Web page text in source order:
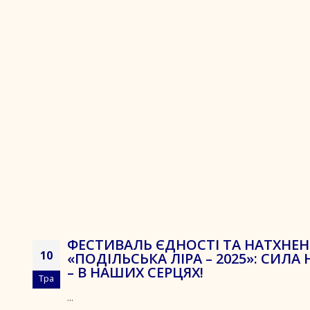
10
Тра
ФЕСТИВАЛЬ ЄДНОСТІ ТА
«ПОДІЛЬСЬКА ЛІРА – 2025»: СИЛА
– В НАШИХ СЕРЦЯХ!
...